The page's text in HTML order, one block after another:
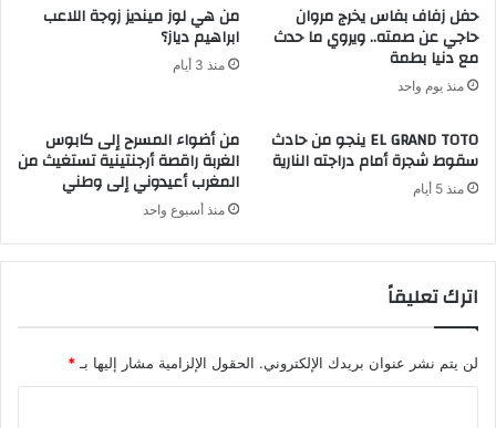
حفل زفاف بفاس يخرج مروان
حاجي عن صمته.. ويروي ما حدث
مع دنيا بطمة
منذ يوم واحد
من هي لوز مينديز زوجة اللاعب
ابراهيم دياز؟
منذ 3 أيام
EL GRAND TOTO ينجو من حادث
سقوط شجرة أمام دراجته النارية
منذ 5 أيام
من أضواء المسرح إلى كابوس
الغربة راقصة أرجنتينية تستغيث من
المغرب أعيدوني إلى وطني
منذ أسبوع واحد
اترك تعليقاً
لن يتم نشر عنوان بريدك الإلكتروني. الحقول الإلزامية مشار إليها بـ *